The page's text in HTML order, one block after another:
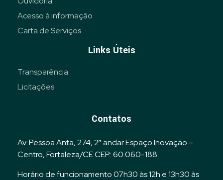
Acesso à informação
Carta de Serviços
Links Úteis
Transparência
Licitações
Contatos
Av. Pessoa Anta, 274, 2ª andar Espaço Inovação –
Centro, Fortaleza/CE CEP.: 60.060-188
Horário de funcionamento 07h30 às 12h e 13h30 às